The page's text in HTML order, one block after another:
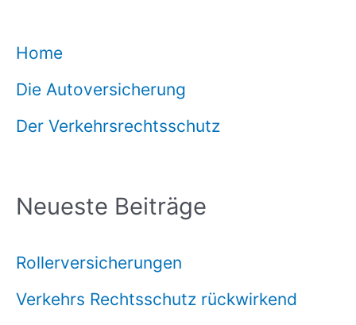
Home
Die Autoversicherung
Der Verkehrsrechtsschutz
Neueste Beiträge
Rollerversicherungen
Verkehrs Rechtsschutz rückwirkend